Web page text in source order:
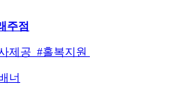
주점
제공 #홀복지원